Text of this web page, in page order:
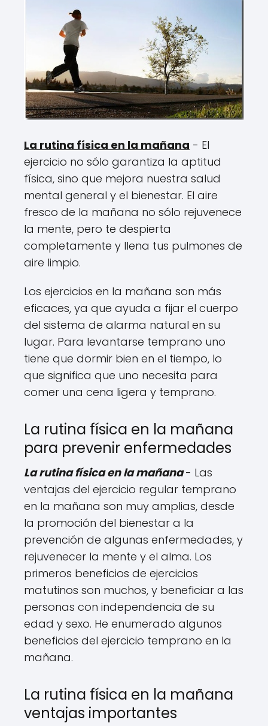
La rutina física en la mañana - El
ejercicio no sólo garantiza la aptitud
física, sino que mejora nuestra salud
mental general y el bienestar. El aire
fresco de la mañana no sólo rejuvenece
la mente, pero te despierta
completamente y llena tus pulmones de
aire limpio.
Los ejercicios en la mañana son más
eficaces, ya que ayuda a fijar el cuerpo
del sistema de alarma natural en su
lugar. Para levantarse temprano uno
tiene que dormir bien en el tiempo, lo
que significa que uno necesita para
comer una cena ligera y temprano.
La rutina física en la mañana
para prevenir enfermedades
La rutina física en la mañana - Las
ventajas del ejercicio regular temprano
en la mañana son muy amplias, desde
la promoción del bienestar a la
prevención de algunas enfermedades, y
rejuvenecer la mente y el alma. Los
primeros beneficios de ejercicios
matutinos son muchos, y beneficiar a las
personas con independencia de su
edad y sexo. He enumerado algunos
beneficios del ejercicio temprano en la
mañana.
La rutina física en la mañana
ventajas importantes